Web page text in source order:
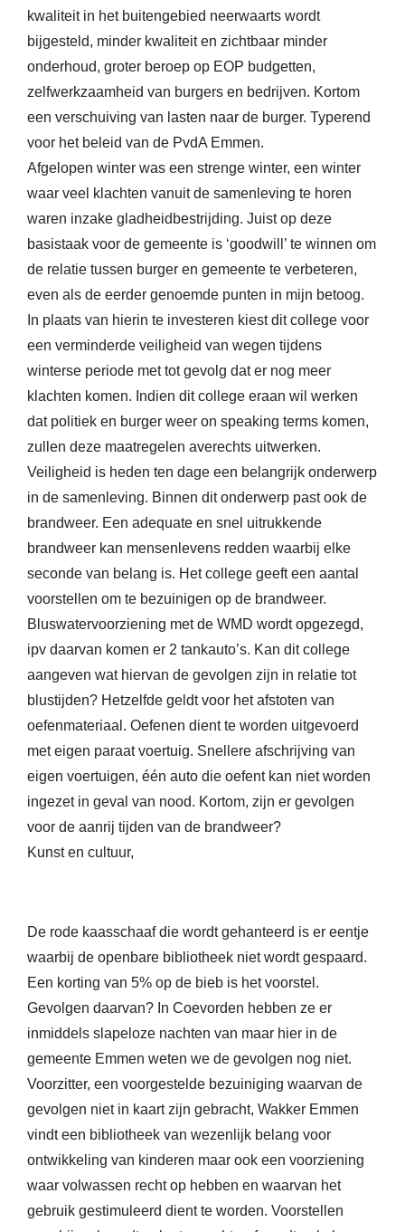
kwaliteit in het buitengebied neerwaarts wordt
bijgesteld, minder kwaliteit en zichtbaar minder
onderhoud, groter beroep op EOP budgetten,
zelfwerkzaamheid van burgers en bedrijven. Kortom
een verschuiving van lasten naar de burger. Typerend
voor het beleid van de PvdA Emmen.
Afgelopen winter was een strenge winter, een winter
waar veel klachten vanuit de samenleving te horen
waren inzake gladheidbestrijding. Juist op deze
basistaak voor de gemeente is ‘goodwill’ te winnen om
de relatie tussen burger en gemeente te verbeteren,
even als de eerder genoemde punten in mijn betoog.
In plaats van hierin te investeren kiest dit college voor
een verminderde veiligheid van wegen tijdens
winterse periode met tot gevolg dat er nog meer
klachten komen. Indien dit college eraan wil werken
dat politiek en burger weer on speaking terms komen,
zullen deze maatregelen averechts uitwerken.
Veiligheid is heden ten dage een belangrijk onderwerp
in de samenleving. Binnen dit onderwerp past ook de
brandweer. Een adequate en snel uitrukkende
brandweer kan mensenlevens redden waarbij elke
seconde van belang is. Het college geeft een aantal
voorstellen om te bezuinigen op de brandweer.
Bluswatervoorziening met de WMD wordt opgezegd,
ipv daarvan komen er 2 tankauto’s. Kan dit college
aangeven wat hiervan de gevolgen zijn in relatie tot
blustijden? Hetzelfde geldt voor het afstoten van
oefenmateriaal. Oefenen dient te worden uitgevoerd
met eigen paraat voertuig. Snellere afschrijving van
eigen voertuigen, één auto die oefent kan niet worden
ingezet in geval van nood. Kortom, zijn er gevolgen
voor de aanrij tijden van de brandweer?
Kunst en cultuur,
De rode kaasschaaf die wordt gehanteerd is er eentje
waarbij de openbare bibliotheek niet wordt gespaard.
Een korting van 5% op de bieb is het voorstel.
Gevolgen daarvan? In Coevorden hebben ze er
inmiddels slapeloze nachten van maar hier in de
gemeente Emmen weten we de gevolgen nog niet.
Voorzitter, een voorgestelde bezuiniging waarvan de
gevolgen niet in kaart zijn gebracht, Wakker Emmen
vindt een bibliotheek van wezenlijk belang voor
ontwikkeling van kinderen maar ook een voorziening
waar volwassen recht op hebben en waarvan het
gebruik gestimuleerd dient te worden. Voorstellen